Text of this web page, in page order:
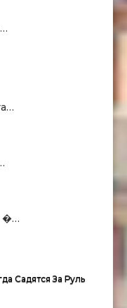
�…
Садятся За Руль